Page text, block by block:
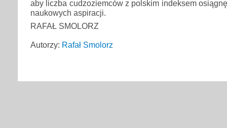
aby liczba cudzoziemców z polskim indeksem
naukowych aspiracji.
RAFAŁ SMOLORZ
Autorzy: Rafał Smolorz